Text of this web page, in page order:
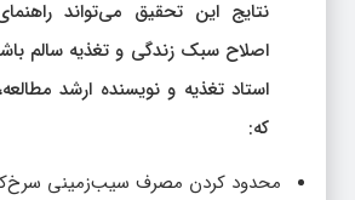
نتایج این تحقیق می‌تواند
اصلاح سبک زندگی و تغذیه سالم
استاد تغذیه و نویسنده ارشد
که:
محدود کردن مصرف سیب‌زمینی